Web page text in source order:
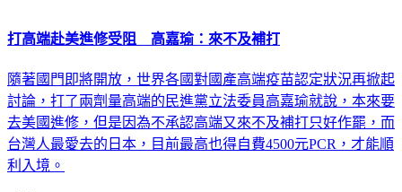
打高端赴美進修受阻 高嘉瑜：來不及補打
隨著國門即將開放，世界各國對國產高端疫苗認定狀況再掀起
討論，打了兩劑量高端的民進黨立法委員高嘉瑜就說，本來要
去美國進修，但是因為不承認高端又來不及補打只好作罷，而
台灣人最愛去的日本，目前最高也得自費4500元PCR，才能順
利入境。